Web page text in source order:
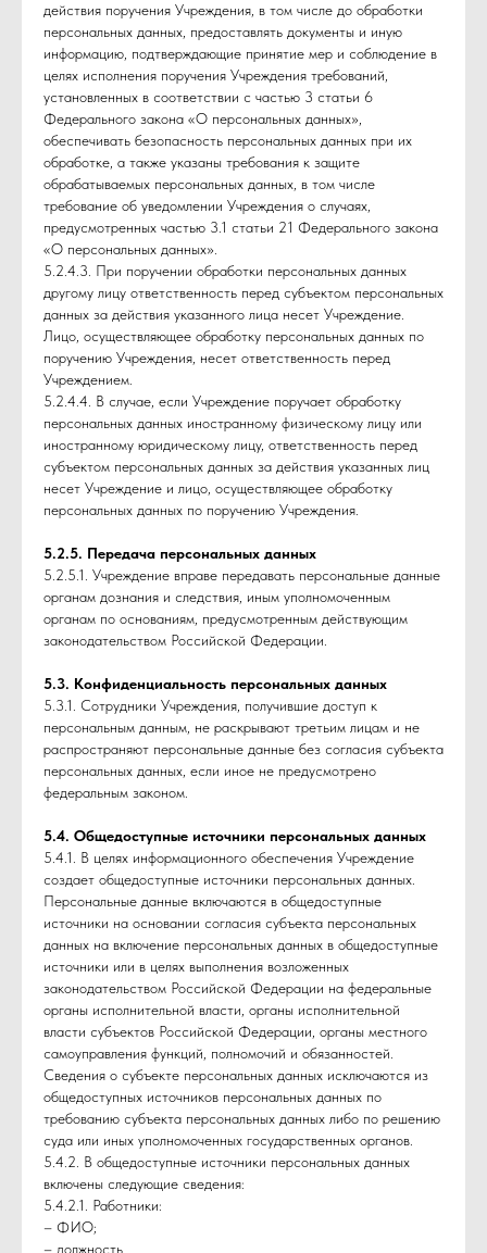
действия поручения Учреждения, в том числе до обработки
персональных данных, предоставлять документы и иную
информацию, подтверждающие принятие мер и соблюдение в
целях исполнения поручения Учреждения требований,
установленных в соответствии с частью 3 статьи 6
Федерального закона «О персональных данных»,
обеспечивать безопасность персональных данных при их
обработке, а также указаны требования к защите
обрабатываемых персональных данных, в том числе
требование об уведомлении Учреждения о случаях,
предусмотренных частью 3.1 статьи 21 Федерального закона
«О персональных данных».
5.2.4.3. При поручении обработки персональных данных
другому лицу ответственность перед субъектом персональных
данных за действия указанного лица несет Учреждение.
Лицо, осуществляющее обработку персональных данных по
поручению Учреждения, несет ответственность перед
Учреждением.
5.2.4.4. В случае, если Учреждение поручает обработку
персональных данных иностранному физическому лицу или
иностранному юридическому лицу, ответственность перед
субъектом персональных данных за действия указанных лиц
несет Учреждение и лицо, осуществляющее обработку
персональных данных по поручению Учреждения.
5.2.5. Передача персональных данных
5.2.5.1. Учреждение вправе передавать персональные данные
органам дознания и следствия, иным уполномоченным
органам по основаниям, предусмотренным действующим
законодательством Российской Федерации.
5.3. Конфиденциальность персональных данных
5.3.1. Сотрудники Учреждения, получившие доступ к
персональным данным, не раскрывают третьим лицам и не
распространяют персональные данные без согласия субъекта
персональных данных, если иное не предусмотрено
федеральным законом.
5.4. Общедоступные источники персональных данных
5.4.1. В целях информационного обеспечения Учреждение
создает общедоступные источники персональных данных.
Персональные данные включаются в общедоступные
источники на основании согласия субъекта персональных
данных на включение персональных данных в общедоступные
источники или в целях выполнения возложенных
законодательством Российской Федерации на федеральные
органы исполнительной власти, органы исполнительной
власти субъектов Российской Федерации, органы местного
самоуправления функций, полномочий и обязанностей.
Сведения о субъекте персональных данных исключаются из
общедоступных источников персональных данных по
требованию субъекта персональных данных либо по решению
суда или иных уполномоченных государственных органов.
5.4.2. В общедоступные источники персональных данных
включены следующие сведения:
5.4.2.1. Работники:
– ФИО;
– должность.